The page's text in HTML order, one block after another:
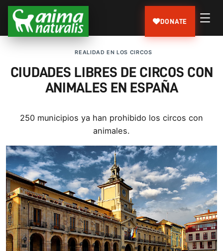
DONATE
REALIDAD EN LOS CIRCOS
CIUDADES LIBRES DE CIRCOS CON
ANIMALES EN ESPAÑA
250 municipios ya han prohibido los circos con
animales.